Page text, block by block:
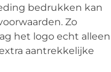
bedrukken kan
Zo
het logo echt alleen
aantrekkelijke